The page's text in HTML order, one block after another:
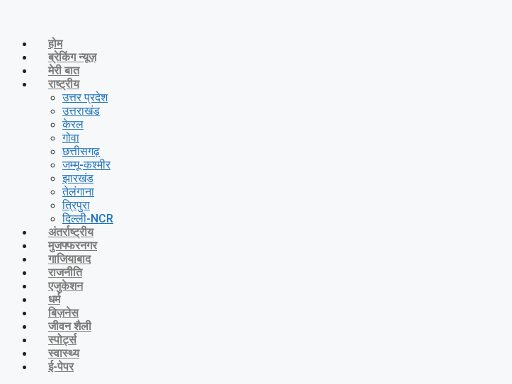
होम
ब्रेकिंग न्यूज़
मेरी बात
राष्ट्रीय
उत्तर प्रदेश
उत्तराखंड
केरल
गोवा
छत्तीसगढ़
जम्मू-कश्मीर
झारखंड
तेलंगाना
त्रिपुरा
दिल्ली-NCR
अंतर्राष्ट्रीय
मुजफ्फरनगर
गाजियाबाद
राजनीति
एजुकेशन
धर्म
बिज़नेस
जीवन शैली
स्पोर्ट्स
स्वास्थ्य
ई-पेपर